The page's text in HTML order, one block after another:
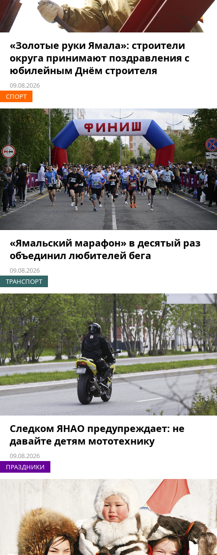
«Золотые руки Ямала»: строители
округа принимают поздравления с
юбилейным Днём строителя
09.08.2026
СПОРТ
«Ямальский марафон» в десятый раз
объединил любителей бега
09.08.2026
ТРАНСПОРТ
Следком ЯНАО предупреждает: не
давайте детям мототехнику
09.08.2026
ПРАЗДНИКИ